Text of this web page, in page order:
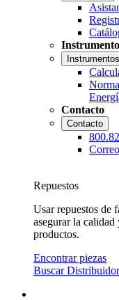
Instrumentos
Contacto
Contacto
Repuestos
Usar repuestos de
asegurar la
productos.
Encontrar piezas
Buscar Distribuidor